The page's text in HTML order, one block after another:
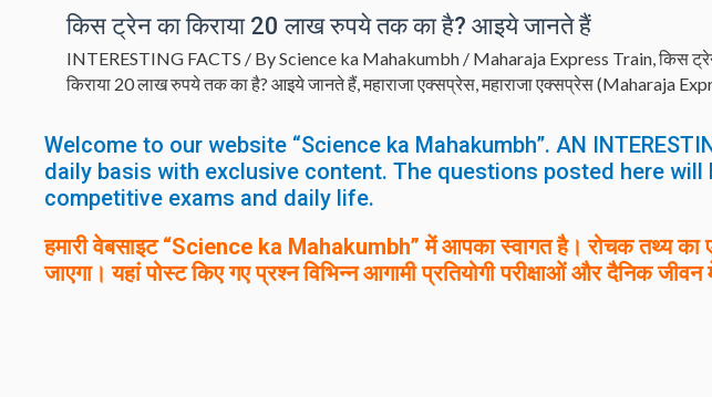
किस ट्रेन का किराया 20 लाख रुपये तक का है? आइये जानते हैं
INTERESTING FACTS / ByScience ka Mahakumbh / Maharaja Express Train,किस
किराया 20 लाख रुपये तक का है? आइये जानते हैं,महाराजा एक्सप्रेस,महाराजा एक्सप्रेस (Maharaja
Welcome to our website “Science ka Mahakumbh”. AN
daily basis with exclusive content. The questions posted here
competitive exams and daily life.
हमारी वेबसाइट “Science ka Mahakumbh” में आपका स्वागत है। रोचक तथ्य का
जाएगा। यहां पोस्ट किए गए प्रश्न विभिन्न आगामी प्रतियोगी परीक्षाओं और दैनिक